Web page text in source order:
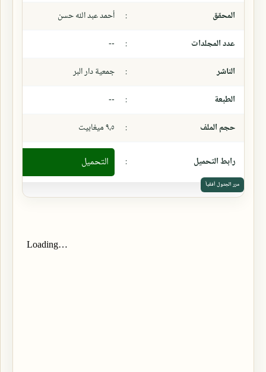
المحقق
:
أحمد عبد الله حسن
عدد المجلدات
:
--
الناشر
:
جمعية دار البر
الطبعة
:
--
حجم الملف
: ٩،٥ ميغابيت
رابط التحميل : التحميل